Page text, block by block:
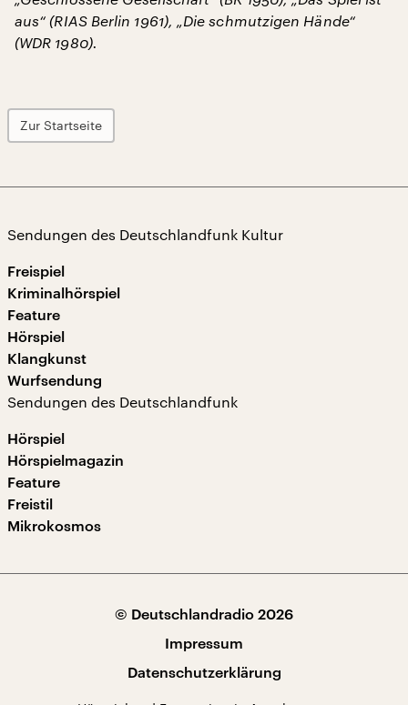
aus“ (RIAS Berlin 1961), „Die schmutzigen Hände“
(WDR 1980).
Zur Startseite
Sendungen des Deutschlandfunk Kultur
Freispiel
Kriminalhörspiel
Feature
Hörspiel
Klangkunst
Wurfsendung
Sendungen des Deutschlandfunk
Hörspiel
Hörspielmagazin
Feature
Freistil
Mikrokosmos
© Deutschlandradio 2026
Impressum
Datenschutzerklärung